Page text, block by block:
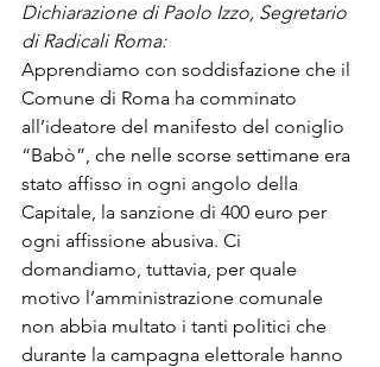
Dichiarazione di Paolo Izzo, Segretario
di Radicali Roma:
Apprendiamo con soddisfazione che il
Comune di Roma ha comminato
all’ideatore del manifesto del coniglio
“Babò”, che nelle scorse settimane era
stato affisso in ogni angolo della
Capitale, la sanzione di 400 euro per
ogni affissione abusiva. Ci
domandiamo, tuttavia, per quale
motivo l’amministrazione comunale
non abbia multato i tanti politici che
durante la campagna elettorale hanno